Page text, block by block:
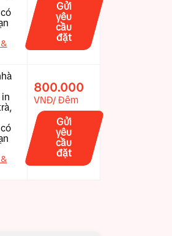
Gửi
yêu
cầu
đặt
in
800.000
VNĐ/ Đêm
Gửi
yêu
cầu
đặt